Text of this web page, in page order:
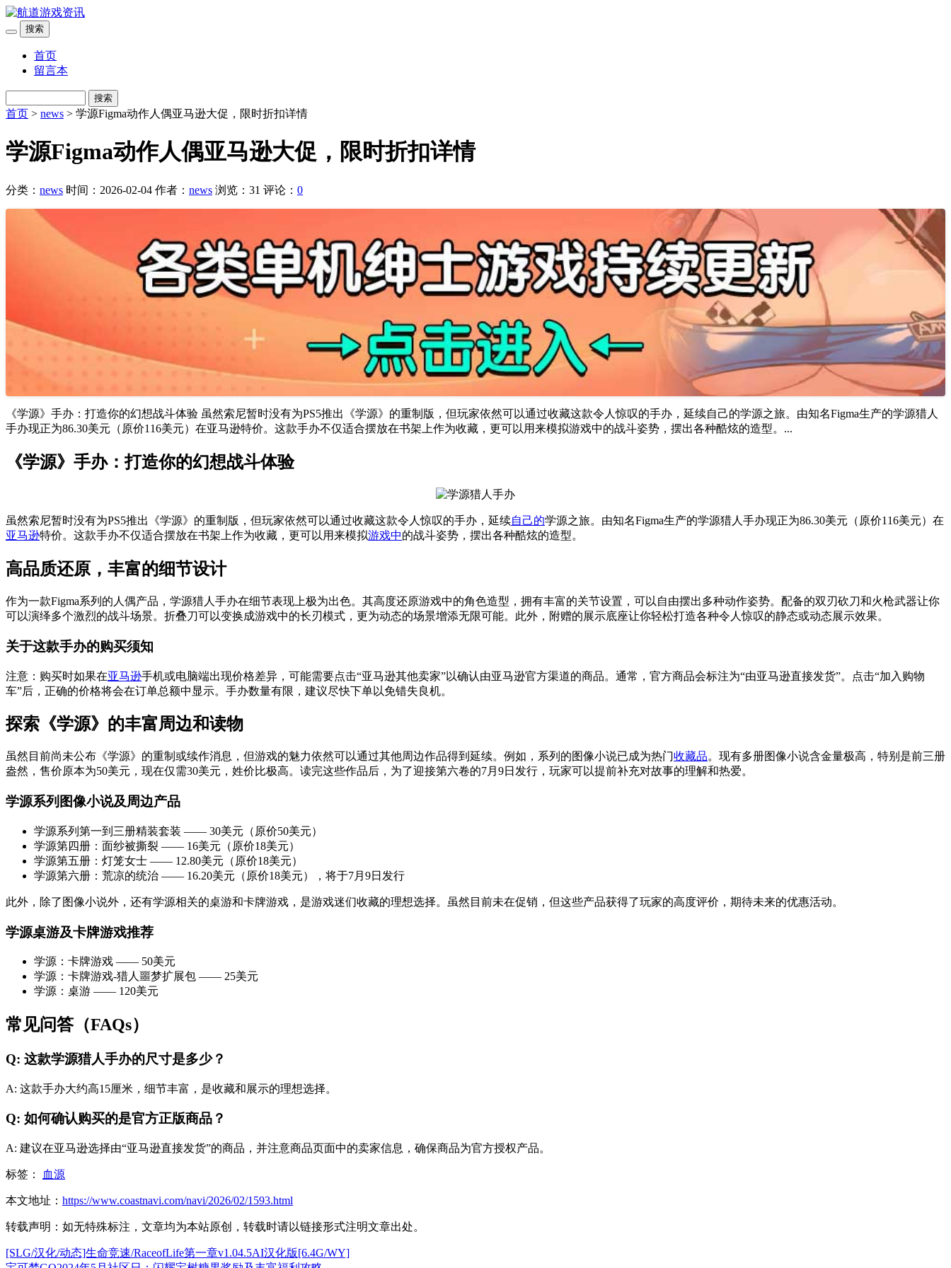
搜索
首页
留言本
搜索
首页 > news > 学源Figma动作人偶亚马逊大促，限时折扣详情
学源Figma动作人偶亚马逊大促，限时折扣详情
分类： news 时间：2026-02-04 作者： news 浏览：31 评论： 0
《学源》手办：打造你的幻想战斗体验 虽然索尼暂时没有为PS5推出《学源》的重制版，但玩家依然可以通过收藏这款令人惊叹的手办，延续自己的学源之旅。由知名Figma生产的学源猎人
手办现正为86.30美元（原价116美元）在亚马逊特价。这款手办不仅适合摆放在书架上作为收藏，更可以用来模拟游戏中的战斗姿势，摆出各种酷炫的造型。...
《学源》手办：打造你的幻想战斗体验
虽然索尼暂时没有为PS5推出《学源》的重制版，但玩家依然可以通过收藏这款令人惊叹的手办，延续自己的学源之旅。由知名Figma生产的学源猎人手办现正为86.30美元（原价116美元）在
亚马逊特价。这款手办不仅适合摆放在书架上作为收藏，更可以用来模拟游戏中的战斗姿势，摆出各种酷炫的造型。
高品质还原，丰富的细节设计
作为一款Figma系列的人偶产品，学源猎人手办在细节表现上极为出色。其高度还原游戏中的角色造型，拥有丰富的关节设置，可以自由摆出多种动作姿势。配备的双刃砍刀和火枪武器让你
可以演绎多个激烈的战斗场景。折叠刀可以变换成游戏中的长刃模式，更为动态的场景增添无限可能。此外，附赠的展示底座让你轻松打造各种令人惊叹的静态或动态展示效果。
关于这款手办的购买须知
注意：购买时如果在亚马逊手机或电脑端出现价格差异，可能需要点击“亚马逊其他卖家”以确认由亚马逊官方渠道的商品。通常，官方商品会标注为“由亚马逊直接发货”。点击“加入购物
车”后，正确的价格将会在订单总额中显示。手办数量有限，建议尽快下单以免错失良机。
探索《学源》的丰富周边和读物
虽然目前尚未公布《学源》的重制或续作消息，但游戏的魅力依然可以通过其他周边作品得到延续。例如，系列的图像小说已成为热门收藏品。现有多册图像小说含金量极高，特别是前三册
盎然，售价原本为50美元，现在仅需30美元，姓价比极高。读完这些作品后，为了迎接第六卷的7月9日发行，玩家可以提前补充对故事的理解和热爱。
学源系列图像小说及周边产品
学源系列第一到三册精装套装 —— 30美元（原价50美元）
学源第四册：面纱被撕裂 —— 16美元（原价18美元）
学源第五册：灯笼女士 —— 12.80美元（原价18美元）
学源第六册：荒凉的统治 —— 16.20美元（原价18美元），将于7月9日发行
此外，除了图像小说外，还有学源相关的桌游和卡牌游戏，是游戏迷们收藏的理想选择。虽然目前未在促销，但这些产品获得了玩家的高度评价，期待未来的优惠活动。
学源桌游及卡牌游戏推荐
学源：卡牌游戏 —— 50美元
学源：卡牌游戏-猎人噩梦扩展包 —— 25美元
学源：桌游 —— 120美元
常见问答（FAQs）
Q: 这款学源猎人手办的尺寸是多少？
A: 这款手办大约高15厘米，细节丰富，是收藏和展示的理想选择。
Q: 如何确认购买的是官方正版商品？
A: 建议在亚马逊选择由“亚马逊直接发货”的商品，并注意商品页面中的卖家信息，确保商品为官方授权产品。
标签： 血源
本文地址： https://www.coastnavi.com/navi/2026/02/1593.html
转载声明： 如无特殊标注，文章均为本站原创，转载时请以链接形式注明文章出处。
[SLG/汉化/动态]生命竞速/RaceofLife第一章v1.04.5AI汉化版[6.4G/WY]